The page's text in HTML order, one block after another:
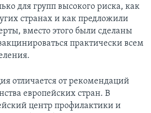
для групп высокого риска, как
странах и как предложили
вместо этого были сделаны
практически всем
отличается от рекомендаций
европейских стран. В
центр профилактики и